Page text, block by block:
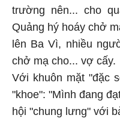
trường nên... cho
Quảng hý hoáy chở
lên Ba Vì, nhiều
chở mạ cho... vợ cấy.
Với khuôn mặt "đặc
"khoe": "Mình đang
hội "chung lưng" với